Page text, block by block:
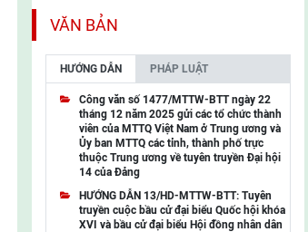
UBMTTQ Việt Nam TP. Cần Thơ
UBMTTQ Việt Nam tỉnh Quảng Ninh
UBMTTQ Việt Nam tỉnh Cao Bằng
UBMTTQ Việt Nam tỉnh Lạng Sơn
UBMTTQ Việt Nam tỉnh Lai Châu
UBMTTQ Việt Nam tỉnh Điện Biên
UBMTTQ Việt Nam tỉnh Sơn La
VĂN BẢN
HƯỚNG DẪN PHÁP LUẬT
Công văn số 1477/MTTW-BTT ngày 22
tháng 12 năm 2025 gửi các tổ chức thành
viên của MTTQ Việt Nam ở Trung ương và
Ủy ban MTTQ các tỉnh, thành phố trực
thuộc Trung ương về tuyên truyền Đại hội
14 của Đảng
HƯỚNG DẪN 13/HD-MTTW-BTT: Tuyên
truyền cuộc bầu cử đại biểu Quốc hội khóa
XVI và bầu cử đại biểu Hội đồng nhân dân